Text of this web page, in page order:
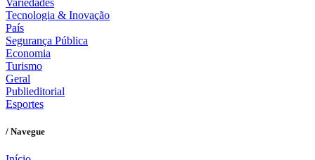
Tecnologia & Inovação
País
Segurança Pública
Economia
Turismo
Geral
Publieditorial
Esportes
/ Navegue